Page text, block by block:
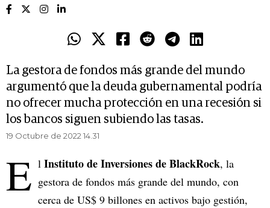
La gestora de fondos más grande del mundo
argumentó que la deuda gubernamental podría
no ofrecer mucha protección en una recesión si
los bancos siguen subiendo las tasas.
19 Octubre de 2022 14.31
E l Instituto de Inversiones de BlackRock, la
gestora de fondos más grande del mundo, con
cerca de US$ 9 billones en activos bajo gestión,